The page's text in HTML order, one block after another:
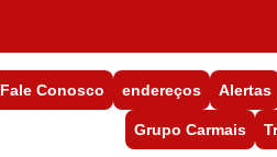
Fale Conosco endereços Alertas
Grupo Carmais